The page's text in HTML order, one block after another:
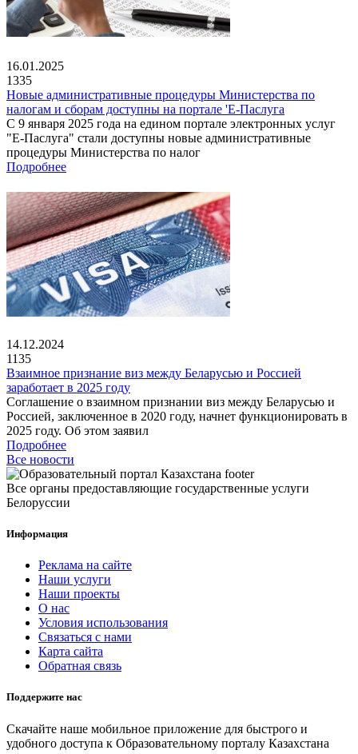
16.01.2025
1335
Новые административные процедуры Министерства по
налогам и сборам доступны на портале 'Е-Паслуга
С 9 января 2025 года на едином портале электронных услуг
"Е-Паслуга" стали доступны новые административные
процедуры Министерства по налог
Подробнее
14.12.2024
1135
Взаимное признание виз между Беларусью и Россией
заработает в 2025 году
Соглашение о взаимном признании виз между Беларусью и
Россией, заключенное в 2020 году, начнет функционировать в
2025 году. Об этом заявил
Подробнее
Все новости
Все органы предоставляющие государственные услуги
Белоруссии
Информация
Реклама на сайте
Наши услуги
Наши проекты
О нас
Условия использования
Связаться с нами
Карта сайта
Обратная связь
Поддержите нас
Скачайте наше мобильное приложение для быстрого и
удобного доступа к Образовательному порталу Казахстана